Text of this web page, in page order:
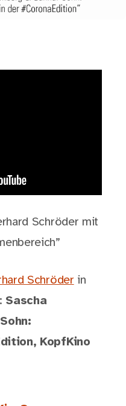
Schröder mit
Schröder in
Sascha
KopfKino